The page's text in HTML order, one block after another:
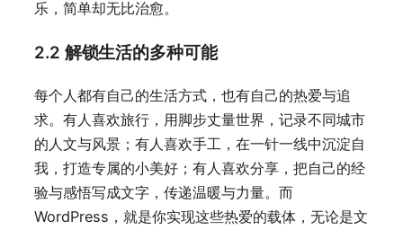
乐，简单却无比治愈。
2.2 解锁生活的多种可能
每个人都有自己的生活方式，也有自己的热爱与追
求。有人喜欢旅行，用脚步丈量世界，记录不同城市
的人文与风景；有人喜欢手工，在一针一线中沉淀自
我，打造专属的小美好；有人喜欢分享，把自己的经
验与感悟写成文字，传递温暖与力量。而
WordPress，就是你实现这些热爱的载体，无论是文